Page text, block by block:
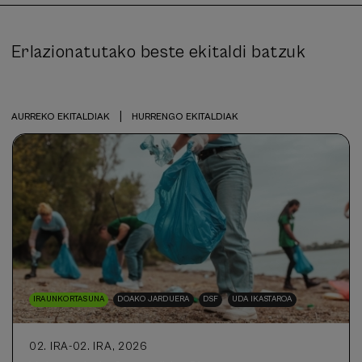
Erlazionatutako beste ekitaldi batzuk
AURREKO EKITALDIAK HURRENGO EKITALDIAK
IRAUNKORTASUNA DOAKO JARDUERA DSF UDA IKASTAROA
02. IRA-02. IRA, 2026